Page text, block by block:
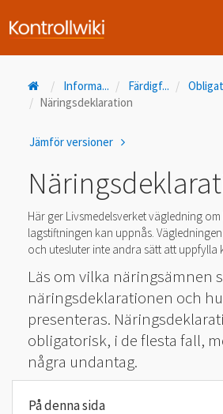
Informa... Färdigf...
Näringsdeklaration
Jämför versioner
Här ger Livsmedelsverket vägledning
lagstiftningen kan uppnås.
och utesluter inte andra sätt att uppfylla
Läs om vilka näringsämnen
näringsdeklarationen och
presenteras.
obligatorisk, i de flesta fall,
några undantag.